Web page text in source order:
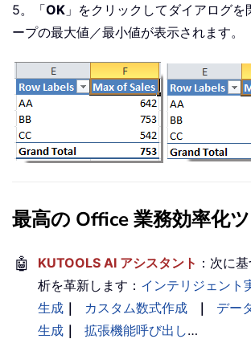
5。「OK 」をクリックしてダイアログ
ープの最大値／最小値が表示されます。
最高の Office 業務効率化
🤖 KUTOOLS AI アシスタント ：次に
析を革新します： インテリジェント
生成 ｜ カスタム数式作成 ｜
デー
生成 ｜ 拡張機能呼び出し…